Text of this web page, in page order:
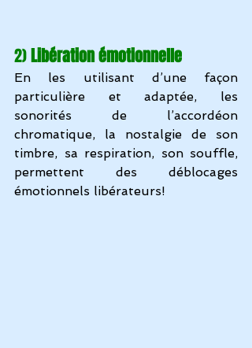
2) Libération émotionnelle
En les utilisant d’une façon
particulière et adaptée, les
sonorités de l’accordéon
chromatique, la nostalgie de son
timbre, sa respiration, son souffle,
permettent des déblocages
émotionnels libérateurs!